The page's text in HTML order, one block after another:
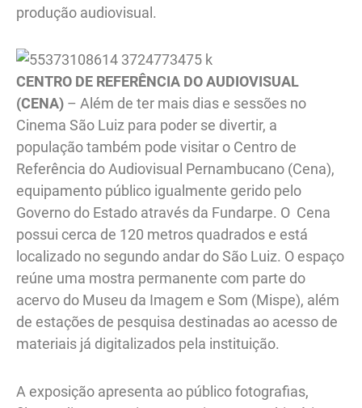
produção audiovisual.
CENTRO DE REFERÊNCIA DO AUDIOVISUAL
(CENA) – Além de ter mais dias e sessões no
Cinema São Luiz para poder se divertir, a
população também pode visitar o Centro de
Referência do Audiovisual Pernambucano (Cena),
equipamento público igualmente gerido pelo
Governo do Estado através da Fundarpe. O Cena
possui cerca de 120 metros quadrados e está
localizado no segundo andar do São Luiz. O espaço
reúne uma mostra permanente com parte do
acervo do Museu da Imagem e Som (Mispe), além
de estações de pesquisa destinadas ao acesso de
materiais já digitalizados pela instituição.
A exposição apresenta ao público fotografias,